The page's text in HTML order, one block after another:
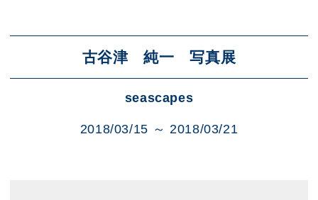
古谷津 純一 写真展
seascapes
2018/03/15 ～ 2018/03/21